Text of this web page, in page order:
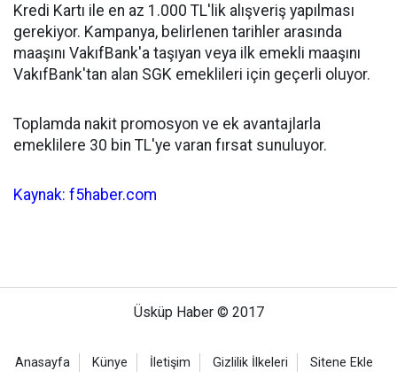
Kredi Kartı ile en az 1.000 TL'lik alışveriş yapılması
gerekiyor. Kampanya, belirlenen tarihler arasında
maaşını VakıfBank'a taşıyan veya ilk emekli maaşını
VakıfBank'tan alan SGK emeklileri için geçerli oluyor.
Toplamda nakit promosyon ve ek avantajlarla
emeklilere 30 bin TL'ye varan fırsat sunuluyor.
Kaynak: f5haber.com
Üsküp Haber © 2017
Anasayfa Künye İletişim Gizlilik İlkeleri Sitene Ekle